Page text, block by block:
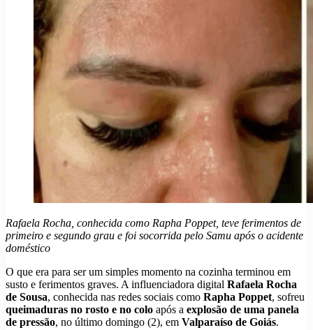
Rafaela Rocha, conhecida como Rapha Poppet, teve ferimentos de
primeiro e segundo grau e foi socorrida pelo Samu após o acidente
doméstico
O que era para ser um simples momento na cozinha terminou em
susto e ferimentos graves. A influenciadora digital Rafaela Rocha
de Sousa, conhecida nas redes sociais como Rapha Poppet, sofreu
queimaduras no rosto e no colo após a explosão de uma panela
de pressão, no último domingo (2), em Valparaíso de Goiás.